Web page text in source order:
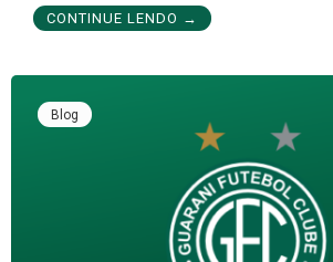
CONTINUE LENDO →
Blog